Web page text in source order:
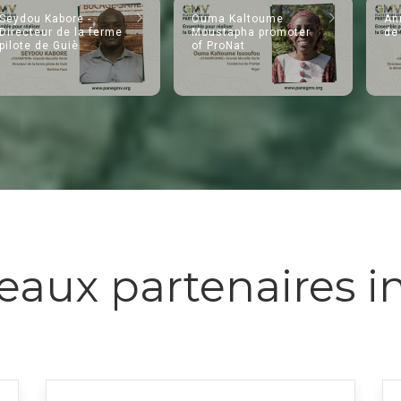
Seydou Kabore -
Directeur de la ferme
pilote de Guiè
Ouma Kaltoume
Moustapha promoter
of ProNat
de
partenaires